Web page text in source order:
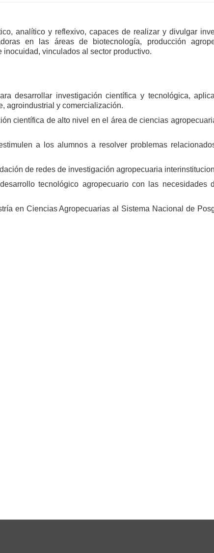
analítico y reflexivo, capaces de realizar y divulgar
en las áreas de biotecnología, producción
vinculados al sector productivo.
desarrollar investigación científica y tecnológica,
agroindustrial y comercialización.
científica de alto nivel en el área de ciencias
a los alumnos a resolver problemas
de redes de investigación agropecuaria
tecnológico agropecuario con las necesidades
en Ciencias Agropecuarias al Sistema Nacional de